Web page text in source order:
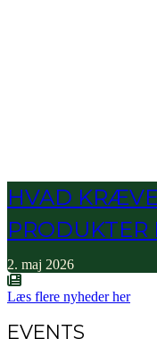
HVAD
PRODUKTER
2. maj 2026
Læs flere nyheder her
EVENTS